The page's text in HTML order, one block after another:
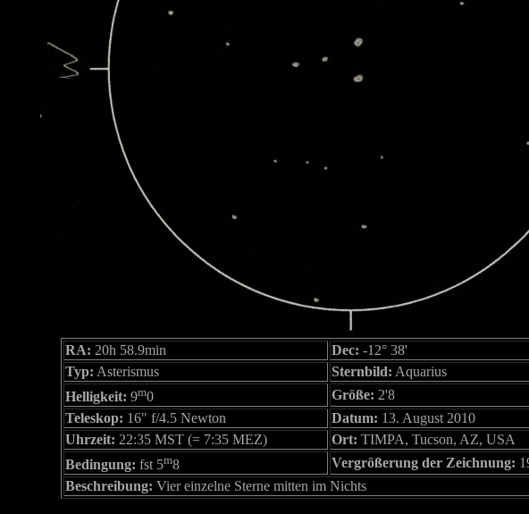
RA: 20h 58.9min Dec: -12° 38'
Typ: Asterismus Sternbild: Aquarius
Helligkeit: 9m0 Größe: 2'8
Teleskop: 16" f/4.5 Newton Datum: 13. August 2010
Uhrzeit: 22:35 MST (= 7:35 MEZ) Ort: TIMPA, Tucson, AZ, USA
Bedingung: fst 5m8 Vergrößerung der Zeichnung:
Beschreibung: Vier einzelne Sterne mitten im Nichts